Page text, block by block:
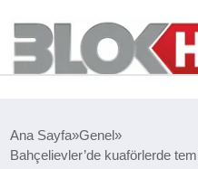
SIYASET
Ana Sayfa Genel
Bahçelievler’de kuaförlerde